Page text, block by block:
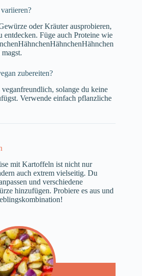
oder Kräuter ausprobieren,
entdecken. Füge auch Proteine wie
zubereiten?
solange du keine
Verwende einfach pflanzliche
mit Kartoffeln ist nicht nur
auch extrem vielseitig. Du
und verschiedene
hinzufügen. Probiere es aus und